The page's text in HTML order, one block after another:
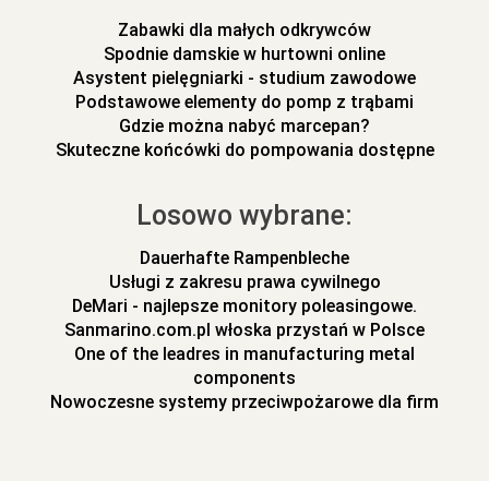
Zabawki dla małych odkrywców
Spodnie damskie w hurtowni online
Asystent pielęgniarki - studium zawodowe
Podstawowe elementy do pomp z trąbami
Gdzie można nabyć marcepan?
Skuteczne końcówki do pompowania dostępne
Losowo wybrane:
Dauerhafte Rampenbleche
Usługi z zakresu prawa cywilnego
DeMari - najlepsze monitory poleasingowe.
Sanmarino.com.pl włoska przystań w Polsce
One of the leadres in manufacturing metal
components
Nowoczesne systemy przeciwpożarowe dla firm